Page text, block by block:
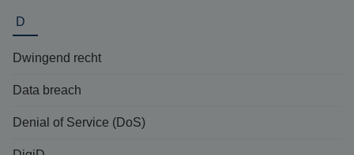
D
Dwingend recht
Data breach
Denial of Service (DoS)